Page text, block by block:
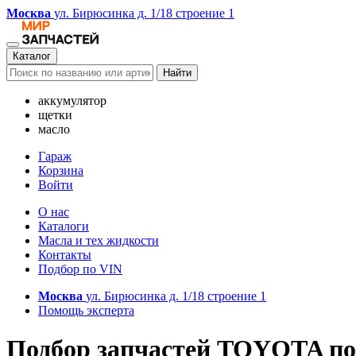
Москва ул. Бирюсинка д. 1/18 строение 1
Каталог
Найти
аккумулятор
щетки
масло
Гараж
Корзина
Войти
О нас
Каталоги
Масла и тех жидкости
Контакты
Подбор по VIN
Москва ул. Бирюсинка д. 1/18 строение 1
Помощь эксперта
Подбор запчастей TOYOTA